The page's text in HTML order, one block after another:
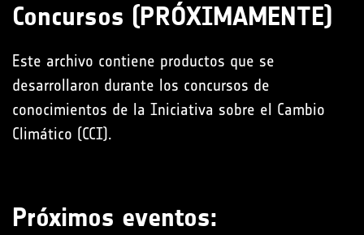
Concursos (PRÓXIMAMENTE)
Este archivo contiene productos que se
desarrollaron durante los concursos de
conocimientos de la Iniciativa sobre el Cambio
Climático (CCI).
Próximos eventos: